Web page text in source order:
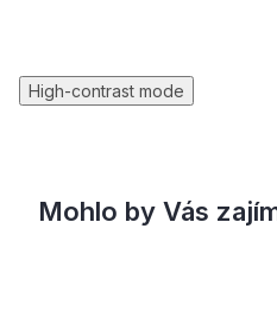
High-contrast mode